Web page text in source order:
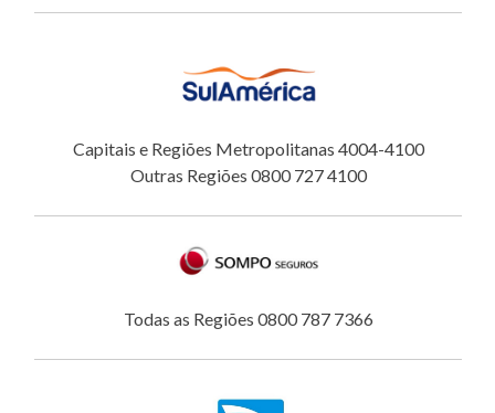
Capitais e Regiões Metropolitanas 4004-4100
Outras Regiões 0800 727 4100
Todas as Regiões 0800 787 7366